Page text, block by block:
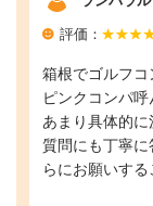
評価：
箱根でゴルフコ
ピンクコンパ呼
あまり具体的に
質問にも丁寧
らにお願いする